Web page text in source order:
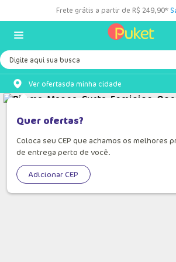
Frete grátis a partir de R$ 249,90*
Digite aqui sua busca
Ver ofertasda minha cidade
Quer ofertas?
Coloca seu CEP que achamos os melhores
de entrega perto de você.
Adicionar CEP